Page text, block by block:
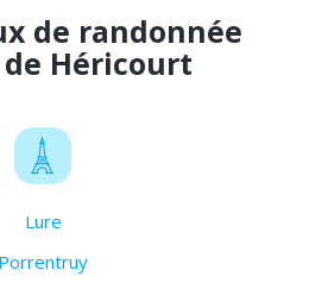
de randonnée
Héricourt
Lure
Porrentruy